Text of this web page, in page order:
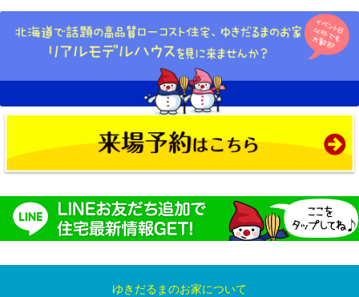
ゆきだるまのお家について